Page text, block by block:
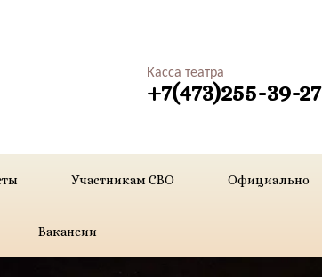
Касса театра
+7(473)255-39-27
Участникам СВО Официально
Вакансии